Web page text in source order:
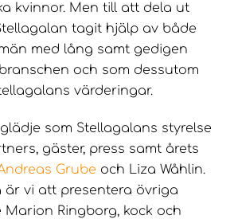
kvinnor. Men till att dela ut
tagit hjälp av både
med lång samt gedigen
och som dessutom
värderingar.
som Stellagalans styrelse
gäster, press samt årets
Grube och Liza Wåhlin.
är vi att presentera övriga
Marion Ringborg, kock och